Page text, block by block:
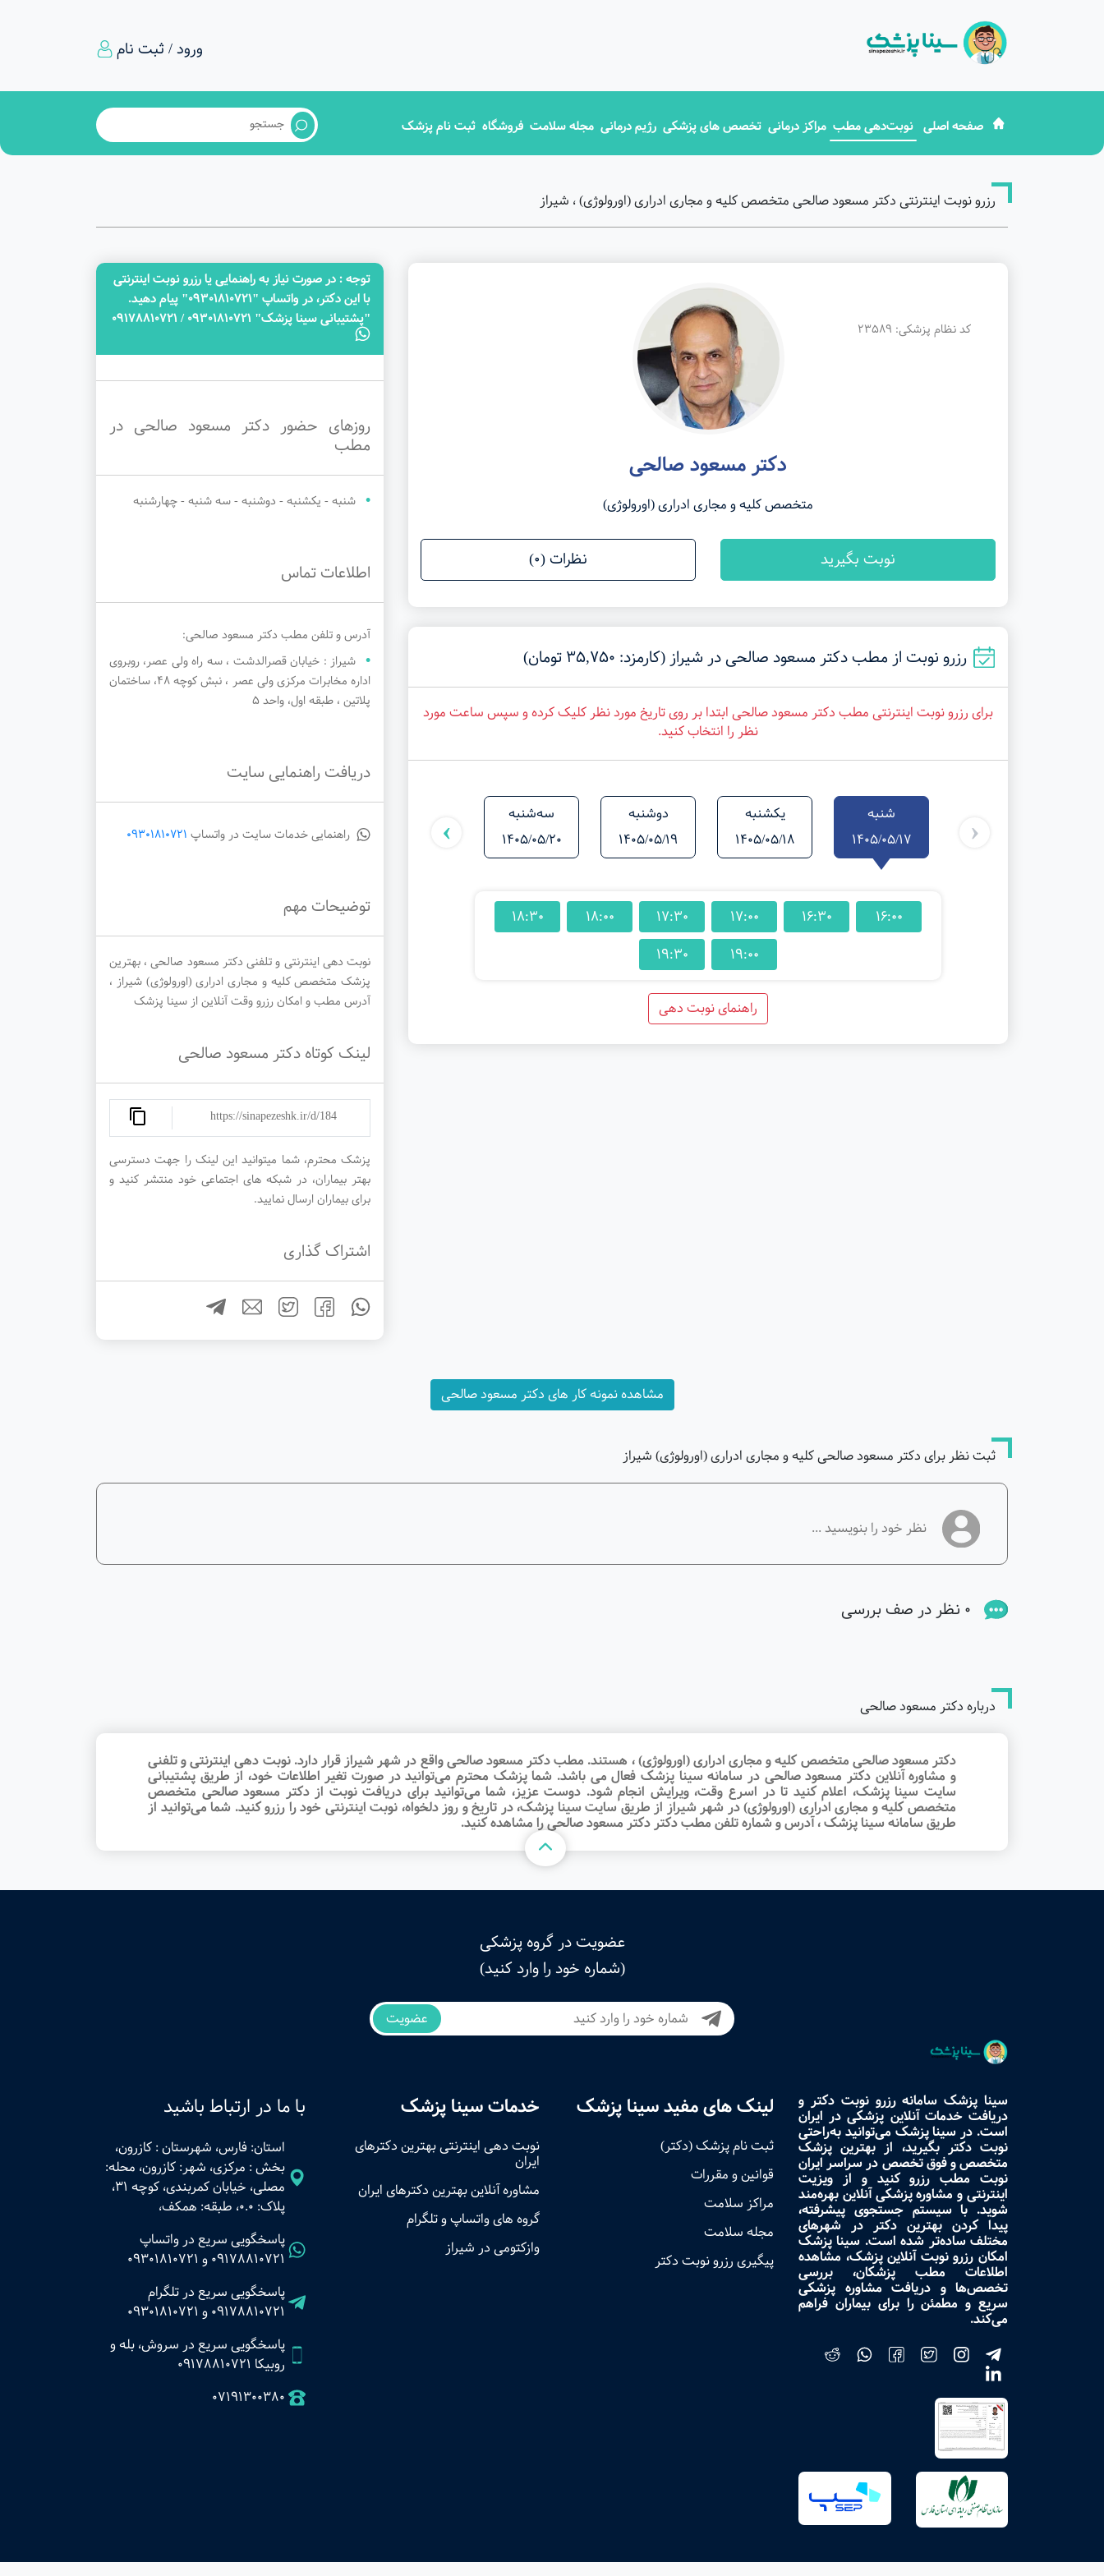
ورود / ثبت نام
صفحه اصلی نوبت‌دهی مطب مراکز درمانی تخصص های پزشکی رژیم درمانی مجله سلامت فروشگاه ثبت نام پزشک
رزرو نوبت اینترنتی دکتر مسعود صالحی متخصص کلیه و مجاری ادراری (اورولوژی) ، شیراز
کد نظام پزشکی: 23589
دکتر مسعود صالحی
متخصص کلیه و مجاری ادراری (اورولوژی)
نوبت بگیرید نظرات (0)
رزرو نوبت از مطب دکتر مسعود صالحی در شیراز (کارمزد: 35,750 تومان)
برای رزرو نوبت اینترنتی مطب دکتر مسعود صالحی ابتدا بر روی تاریخ مورد نظر کلیک کرده و سپس ساعت مورد
نظر را انتخاب کنید.
شنبه
1405/05/17
یکشنبه
1405/05/18
دوشنبه
1405/05/19
سه‌شنبه
1405/05/20
1405/05/24
1405/05/25
1405/05/26
‹
›
16:00
16:30
17:00
17:30
18:00
18:30
19:00
19:30
راهنمای نوبت دهی
توجه‌ : در صورت نیاز به راهنمایی یا رزرو نوبت اینترنتی
با این دکتر، در واتساپ "09301810721" پیام دهید.
"پشتیبانی سینا پزشک" 09301810721 / 09178810721
روزهای حضور دکتر مسعود صالحی در
مطب
شنبه - یکشنبه - دوشنبه - سه شنبه - چهارشنبه
اطلاعات تماس
آدرس و تلفن مطب دکتر مسعود صالحی:
شیراز : خیابان قصرالدشت ، سه راه ولی عصر، روبروی
اداره مخابرات مرکزی ولی عصر ، نبش کوچه ۴۸، ساختمان
پلاتین ، طبقه اول، واحد ۵
دریافت راهنمایی سایت
راهنمایی خدمات سایت در واتساپ 09301810721
توضیحات مهم
نوبت دهی اینترنتی و تلفنی دکتر مسعود صالحی ، بهترین
پزشک متخصص کلیه و مجاری ادراری (اورولوژی) شیراز ،
آدرس مطب و امکان رزرو وقت آنلاین از سینا پزشک
لینک کوتاه دکتر مسعود صالحی
https://sinapezeshk.ir/d/184
پزشک محترم، شما میتوانید این لینک را جهت دسترسی
بهتر بیماران، در شبکه های اجتماعی خود منتشر کنید و
برای بیماران ارسال نمایید.
اشتراک گذاری
مشاهده نمونه کار های دکتر مسعود صالحی
ثبت نظر برای دکتر مسعود صالحی کلیه و مجاری ادراری (اورولوژی) شیراز
0 نظر در صف بررسی
درباره دکتر مسعود صالحی
دکتر مسعود صالحی متخصص کلیه و مجاری ادراری (اورولوژی) ، هستند. مطب دکتر مسعود صالحی واقع در شهر شیراز قرار دارد. نوبت‌ دهی اینترنتی و تلفنی
و مشاوره آنلاین دکتر مسعود صالحی در سامانه سینا پزشک فعال می باشد. شما پزشک محترم می‌توانید در صورت تغیر اطلاعات خود، از طریق پشتیبانی
سایت سینا پزشک، اعلام کنید تا در اسرع وقت‌، ویرایش انجام شود. دوست عزیز، شما می‌توانید برای دریافت نوبت از دکتر مسعود صالحی متخصص
متخصص کلیه و مجاری ادراری (اورولوژی) در شهر شیراز از طریق سایت سینا پزشک، در تاریخ و روز دلخواه، نوبت اینترنتی خود را رزرو کنید. شما می‌توانید از
طریق سامانه سینا پزشک ، آدرس و شماره تلفن مطب دکتر دکتر مسعود صالحی را مشاهده کنید.
عضویت در گروه پزشکی
(شماره خود را وارد کنید)
عضویت
سینا پزشک سامانه رزرو نوبت دکتر و
دریافت خدمات آنلاین پزشکی در ایران
است. در سینا پزشک می‌توانید به‌راحتی
نوبت دکتر بگیرید، از بهترین پزشک
متخصص و فوق تخصص در سراسر ایران
نوبت مطب رزرو کنید و از ویزیت
اینترنتی و مشاوره پزشکی آنلاین بهره‌مند
شوید. با سیستم جستجوی پیشرفته،
پیدا کردن بهترین دکتر در شهرهای
مختلف ساده‌تر شده است. سینا پزشک
امکان رزرو نوبت آنلاین پزشک، مشاهده
اطلاعات مطب پزشکان، بررسی
تخصص‌ها و دریافت مشاوره پزشکی
سریع و مطمئن را برای بیماران فراهم
می‌کند.
لینک های مفید سینا پزشک
ثبت نام پزشک (دکتر)
قوانین و مقررات
مراکز سلامت
مجله سلامت
پیگیری رزرو نوبت دکتر
خدمات سینا پزشک
نوبت‌ دهی اینترنتی بهترین دکترهای
ایران
مشاوره آنلاین بهترین دکترهای ایران
گروه های واتساپ و تلگرام
وازکتومی در شیراز
با ما در ارتباط باشید
استان: فارس، شهرستان : کازرون،
بخش : مرکزی، شهر: کازرون، محله:
مصلی، خیابان کمربندی، کوچه 31،
پلاک: 0.0، طبقه: همکف،
پاسخگویی سریع در واتساپ
09178810721 و 09301810721
پاسخگویی سریع در تلگرام
09178810721 و 09301810721
پاسخگویی سریع در سروش، بله و
روبیکا 09178810721
07191300380